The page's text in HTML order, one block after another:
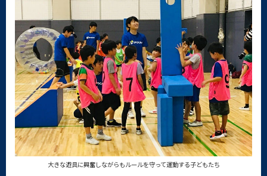
大きな遊具に興奮しながらもルールを守って運動する子どもたち